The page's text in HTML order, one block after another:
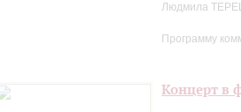
Людмила
Программу
Концерт в